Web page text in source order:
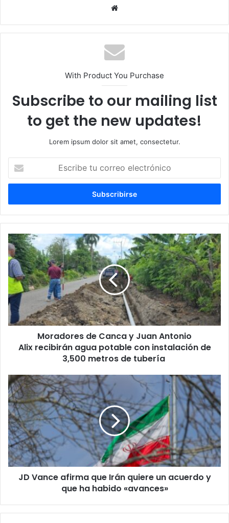
With Product You Purchase
Subscribe to our mailing list
to get the new updates!
Lorem ipsum dolor sit amet, consectetur.
correo
Moradores de Canca y
Juan
Antonio
Alix recibirán agua potable
con instalación de
3,500
metros
de tubería
Moradores de Canca y Juan Antonio
Alix recibirán agua potable con instalación de
3,500 metros de tubería
JD
Vance
afirma
que
Irán
quiere
un
acuerdo
y
queJD Vance afirma que Irán quiere un acuerdo y
que ha habido «avances»